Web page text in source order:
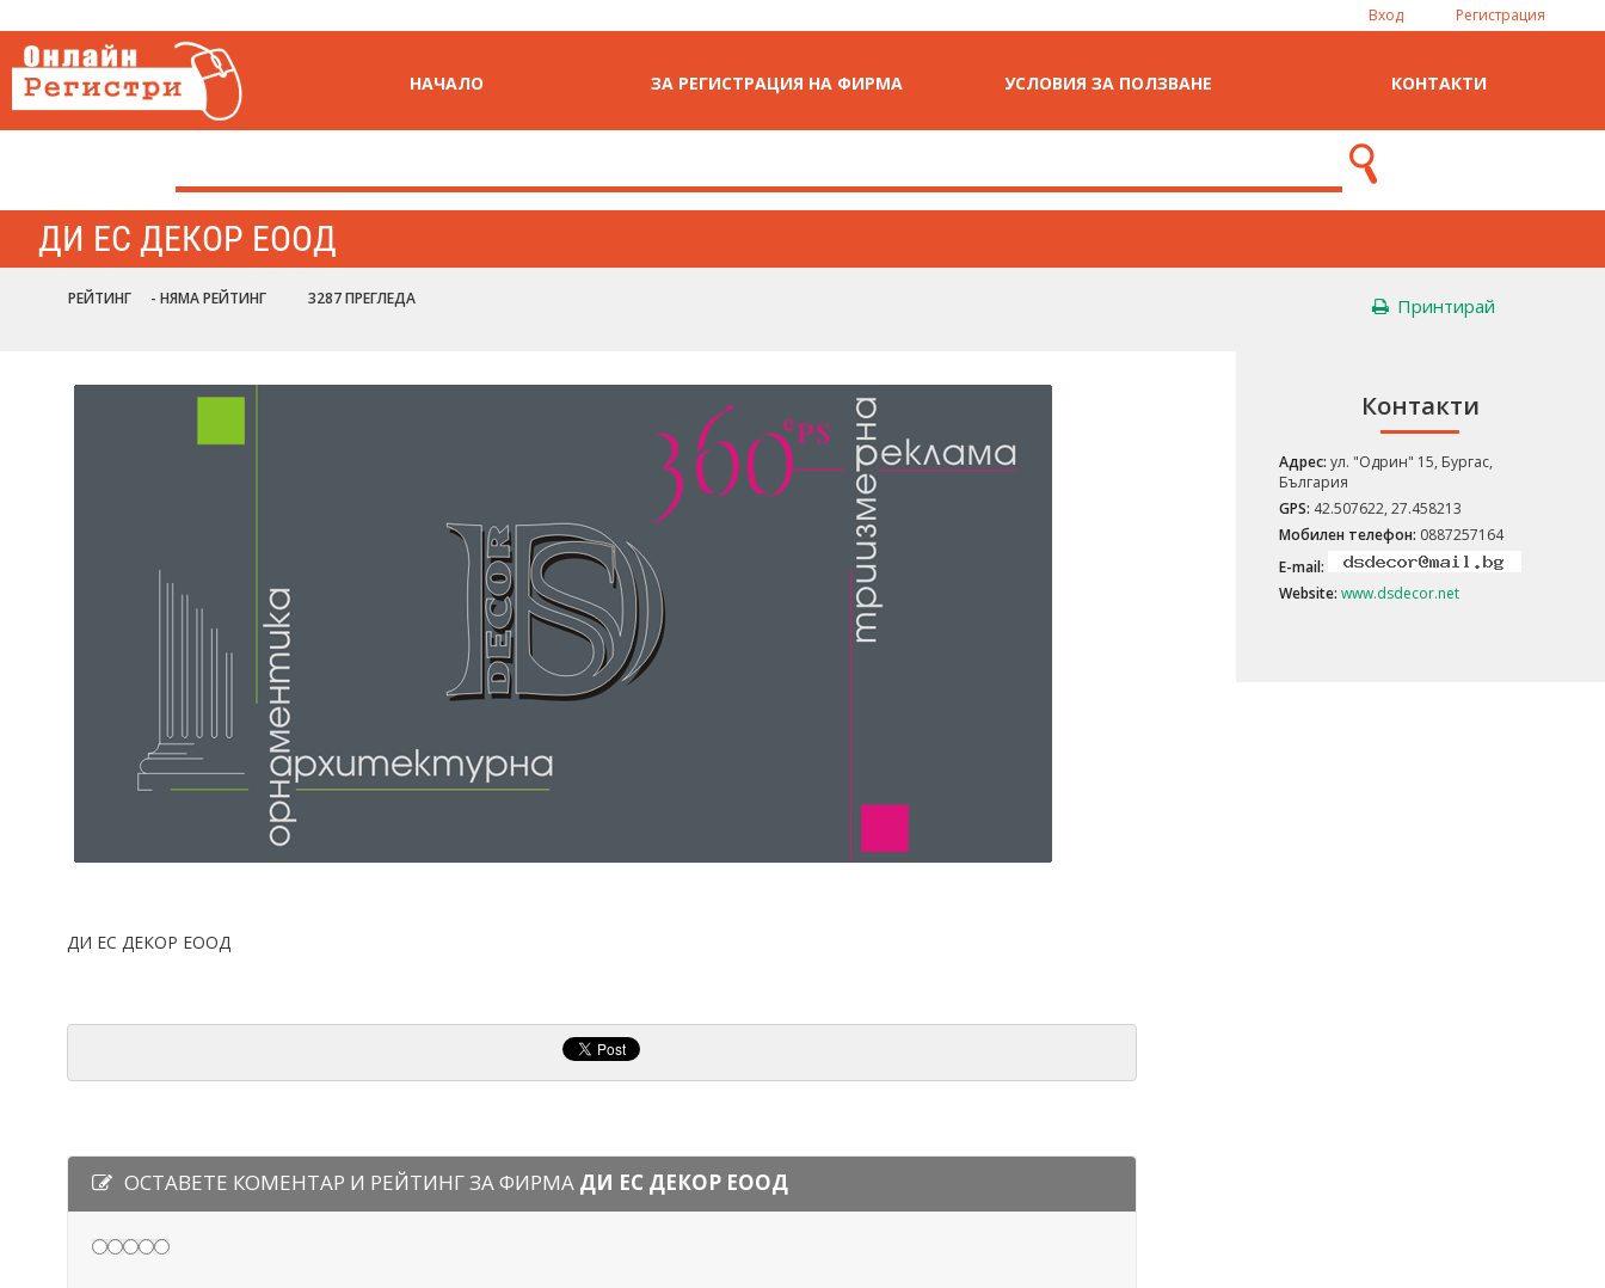
Вход Регистрация
НАЧАЛО ЗА РЕГИСТРАЦИЯ НА ФИРМА УСЛОВИЯ ЗА ПОЛЗВАНЕ КОНТАКТИ
ДИ ЕС ДЕКОР ЕООД
Принтирай
РЕЙТИНГ - НЯМА РЕЙТИНГ 3287 ПРЕГЛЕДА
ДИ ЕС ДЕКОР ЕООД
ОСТАВЕТЕ КОМЕНТАР И РЕЙТИНГ ЗА ФИРМА ДИ ЕС ДЕКОР ЕООД
Контакти
Адрес: ул. "Одрин" 15, Бургас,
България
GPS: 42.507622, 27.458213
Мобилен телефон: 0887257164
E-mail:
Website: www.dsdecor.net